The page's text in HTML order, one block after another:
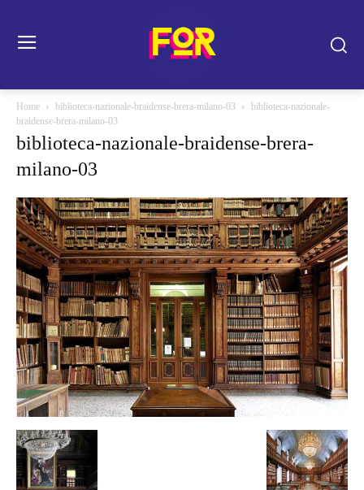
Home biblioteca-nazionale-braidense-brera-milano-03
biblioteca-nazionale-
braidense-brera-milano-03
biblioteca-nazionale-braidense-brera-
milano-03